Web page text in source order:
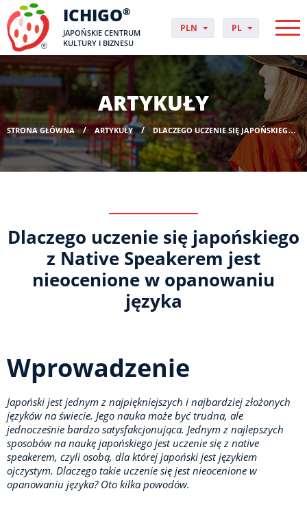
ICHIGO®
JAPOŃSKIE CENTRUM
KULTURY I BIZNESU
PLN
USD
CHF
DKK
NOK
SEK
HUF
PL
DA
DE
EN
ES
FR
HR
HU
PT
RO
SK
SV
ARTYKUŁY
STRONA GŁÓWNA ARTYKUŁY DLACZEGO UCZENIE SIĘ JAPOŃSKIEGO Z NATIVE SPEAKEREM JEST NIEOCENIONE W OPANOWANIU JĘZYKA
Dlaczego uczenie się japońskiego
z Native Speakerem jest
nieocenione w opanowaniu
języka
Wprowadzenie
Japoński jest jednym z najpiękniejszych i najbardziej złożonych
języków na świecie. Jego nauka może być trudna, ale
jednocześnie bardzo satysfakcjonująca. Jednym z najlepszych
sposobów na naukę japońskiego jest uczenie się z native
speakerem, czyli osobą, dla której japoński jest językiem
ojczystym. Dlaczego takie uczenie się jest nieocenione w
opanowaniu języka? Oto kilka powodów.